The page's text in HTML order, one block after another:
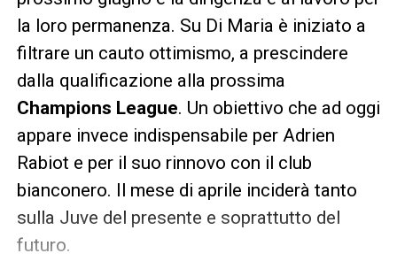
la loro permanenza. Su Di Maria è iniziato a
filtrare un cauto ottimismo, a prescindere
dalla qualificazione alla prossima
Champions League. Un obiettivo che ad oggi
appare invece indispensabile per Adrien
Rabiot e per il suo rinnovo con il club
bianconero. Il mese di aprile inciderà tanto
sulla Juve del presente e soprattutto del
futuro.